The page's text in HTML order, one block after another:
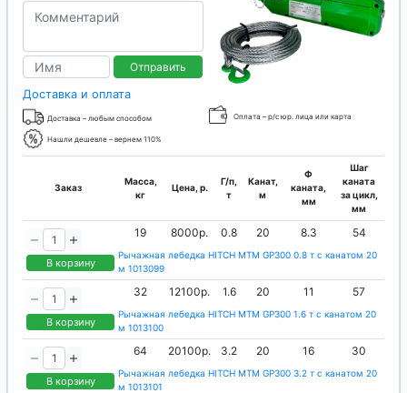
Отправить
Доставка и оплата
Доставка – любым способом Оплата – р/с юр. лица или карта
Нашли дешевле – вернем 110%
Заказ
Масса,
кг
Цена, р.
Г/п,
т
Канат,
м
Ф
каната,
мм
Шаг
каната
за цикл,
мм
В корзину
19 8000р. 0.8 20 8.3 54
Рычажная лебедка HITCH МТМ GP300 0.8 т с канатом 20
м 1013099
В корзину
32 12100р. 1.6 20 11 57
Рычажная лебедка HITCH МТМ GP300 1.6 т с канатом 20
м 1013100
В корзину
64 20100р. 3.2 20 16 30
Рычажная лебедка HITCH МТМ GP300 3.2 т с канатом 20
м 1013101